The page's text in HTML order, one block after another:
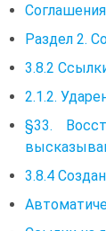
Раздел 2.
3.8.2
2.1.2.
§33.
3.8.4